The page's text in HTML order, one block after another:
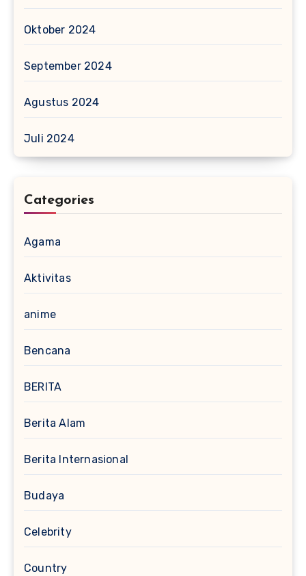
Oktober 2024
September 2024
Agustus 2024
Juli 2024
Categories
Agama
Aktivitas
anime
Bencana
BERITA
Berita Alam
Berita Internasional
Budaya
Celebrity
Country